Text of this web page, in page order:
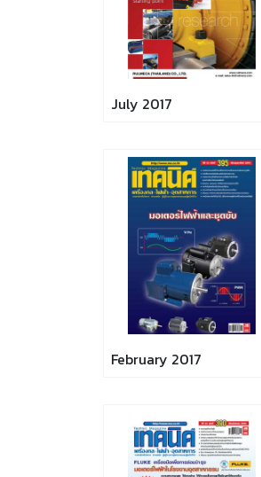
July 2017
February 2017